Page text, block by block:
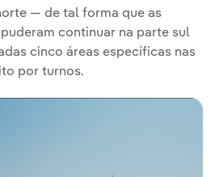
— de tal forma que as
continuar na parte sul
cinco áreas específicas nas
por turnos.